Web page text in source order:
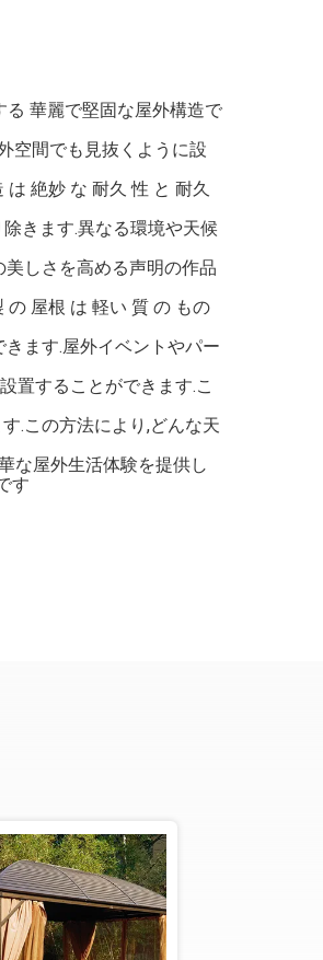
華麗で堅固な屋外構造で
空間でも見抜くように設
絶妙 な 耐久 性 と 耐久
きます.異なる環境や天候
しさを高める声明の作品
の 屋根 は 軽い 質 の もの
ます.屋外イベントやパー
置することができます.こ
.この方法により,どんな天
な屋外生活体験を提供し
す